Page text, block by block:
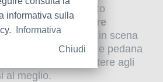
il podio è stato
Bryant Nosakhare
in una gara andata in scena
difficili, con freddo e pedana
potuto permettere agli
al meglio.
informativa sulla
Informativa
Chiudi